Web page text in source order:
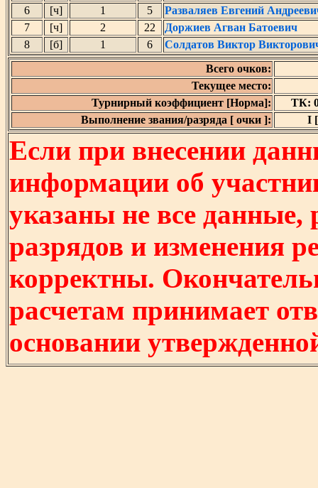
6
[ч] 1 5
Разваляев Евгений
7
[ч] 2 22
Доржиев Агван Батоевич
8
[б] 1 6
Солдатов Виктор
Всего очков:
Текущее место:
Турнирный коэффициент [Норма]:
ТК:
Выполнение звания/разряда [ очки ]:
I
Если при внесении
информации об
указаны не все
разрядов и изменения
корректны.
расчетам принимает
основании